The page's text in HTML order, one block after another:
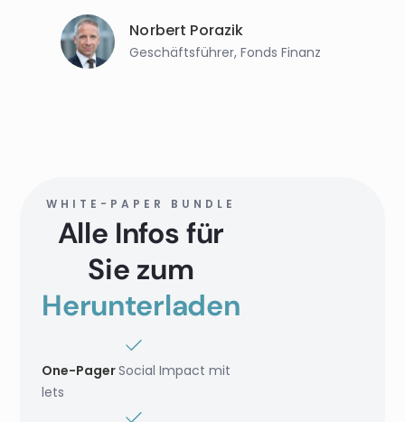
Norbert Porazik
Geschäftsführer, Fonds Finanz
WHITE-PAPER BUNDLE
Alle Infos für
Sie zum
Herunterladen
One-PagerSocial Impact mit
lets